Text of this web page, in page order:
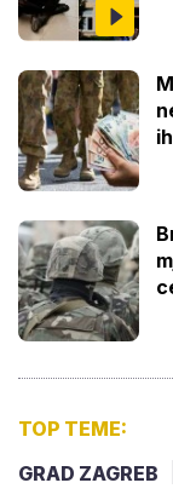
TOP TEME:
GRAD ZAGREB